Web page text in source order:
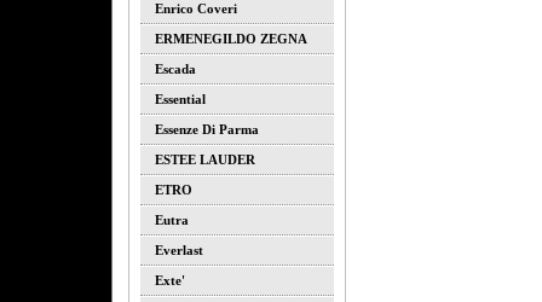
Enrico Coveri
ERMENEGILDO ZEGNA
Escada
Essential
Essenze Di Parma
ESTEE LAUDER
ETRO
Eutra
Everlast
Exte'